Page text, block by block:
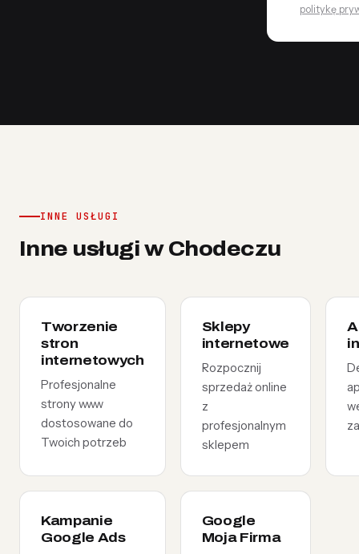
politykę
INNE USŁUGI
Inne usługi w Chodeczu
Tworzenie
stron
internetowych
Profesjonalne
strony www
dostosowane do
Twoich potrzeb
Sklepy
internetowe
Rozpocznij
sprzedaż online
z
profesjonalnym
sklepem
Kampanie
Google Ads
Google
Moja Firma